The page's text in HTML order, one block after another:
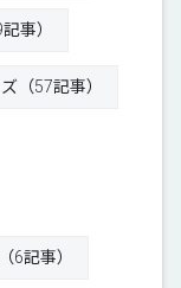
事）
（57記事）
6記事）